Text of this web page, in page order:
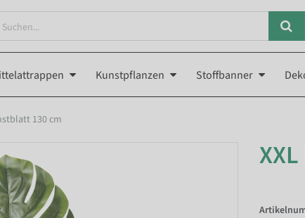
Kunstpflanzen Stoffbanner
130 cm